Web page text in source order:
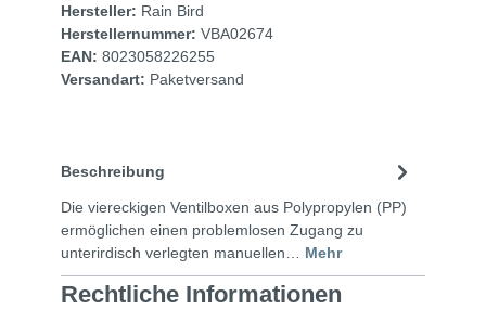
Hersteller: Rain Bird
Herstellernummer: VBA02674
EAN: 8023058226255
Versandart: Paketversand
Beschreibung
Die viereckigen Ventilboxen aus Polypropylen (PP)
ermöglichen einen problemlosen Zugang zu
unterirdisch verlegten manuellen… Mehr
Rechtliche Informationen